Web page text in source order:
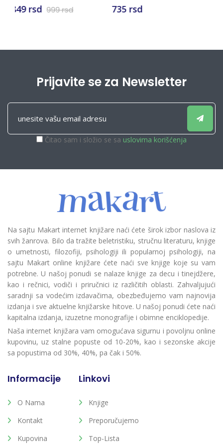
SNOVA
735 rsd 2.500 rsd
Prijavite se za Newsletter
Čitao sam i složio se sa uslovima korišćenja
Na sajtu Makart internet knjižare naći ćete širok izbor naslova iz
svih žanrova. Bilo da tražite beletristiku, stručnu literaturu, knjige
o umetnosti, filozofiji, psihologiji ili popularnoj psihologiji, na
sajtu Makart online knjižare ćete naći sve knjige koje su vam
potrebne. U našoj ponudi se nalaze knjige za decu i tinejdžere,
kao i rečnici, vodiči i priručnici iz različitih oblasti. Zahvaljujući
saradnji sa vodećim izdavačima, obezbeđujemo vam najnovija
izdanja i sve aktuelne knjižarske hitove. U našoj ponudi ćete naći
kapitalna izdanja, izuzetne monografije i obimne enciklopedije.
Naša internet knjižara vam omogućava sigurnu i povoljnu online
kupovinu, uz stalne popuste od 10-20%, kao i sezonske akcije
sa popustima od 30%, 40%, pa čak i 50%.
Informacije
O Nama
Kontakt
Kupovina
Linkovi
Knjige
Preporučujemo
Top-Lista